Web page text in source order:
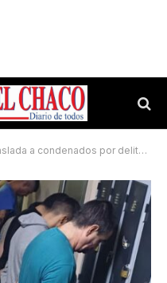
sexuales y violencia de género en Sáenz Peña